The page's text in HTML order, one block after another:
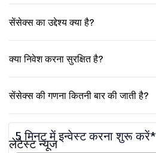
सेंसेक्स का उद्देश्य क्या है?
क्या निवेश करना सुरक्षित है?
सेंसेक्स की गणना कितनी बार की जाती है?
5 मिनट में इन्वेस्ट करना शुरू करें*
लेटेस्ट न्यूज